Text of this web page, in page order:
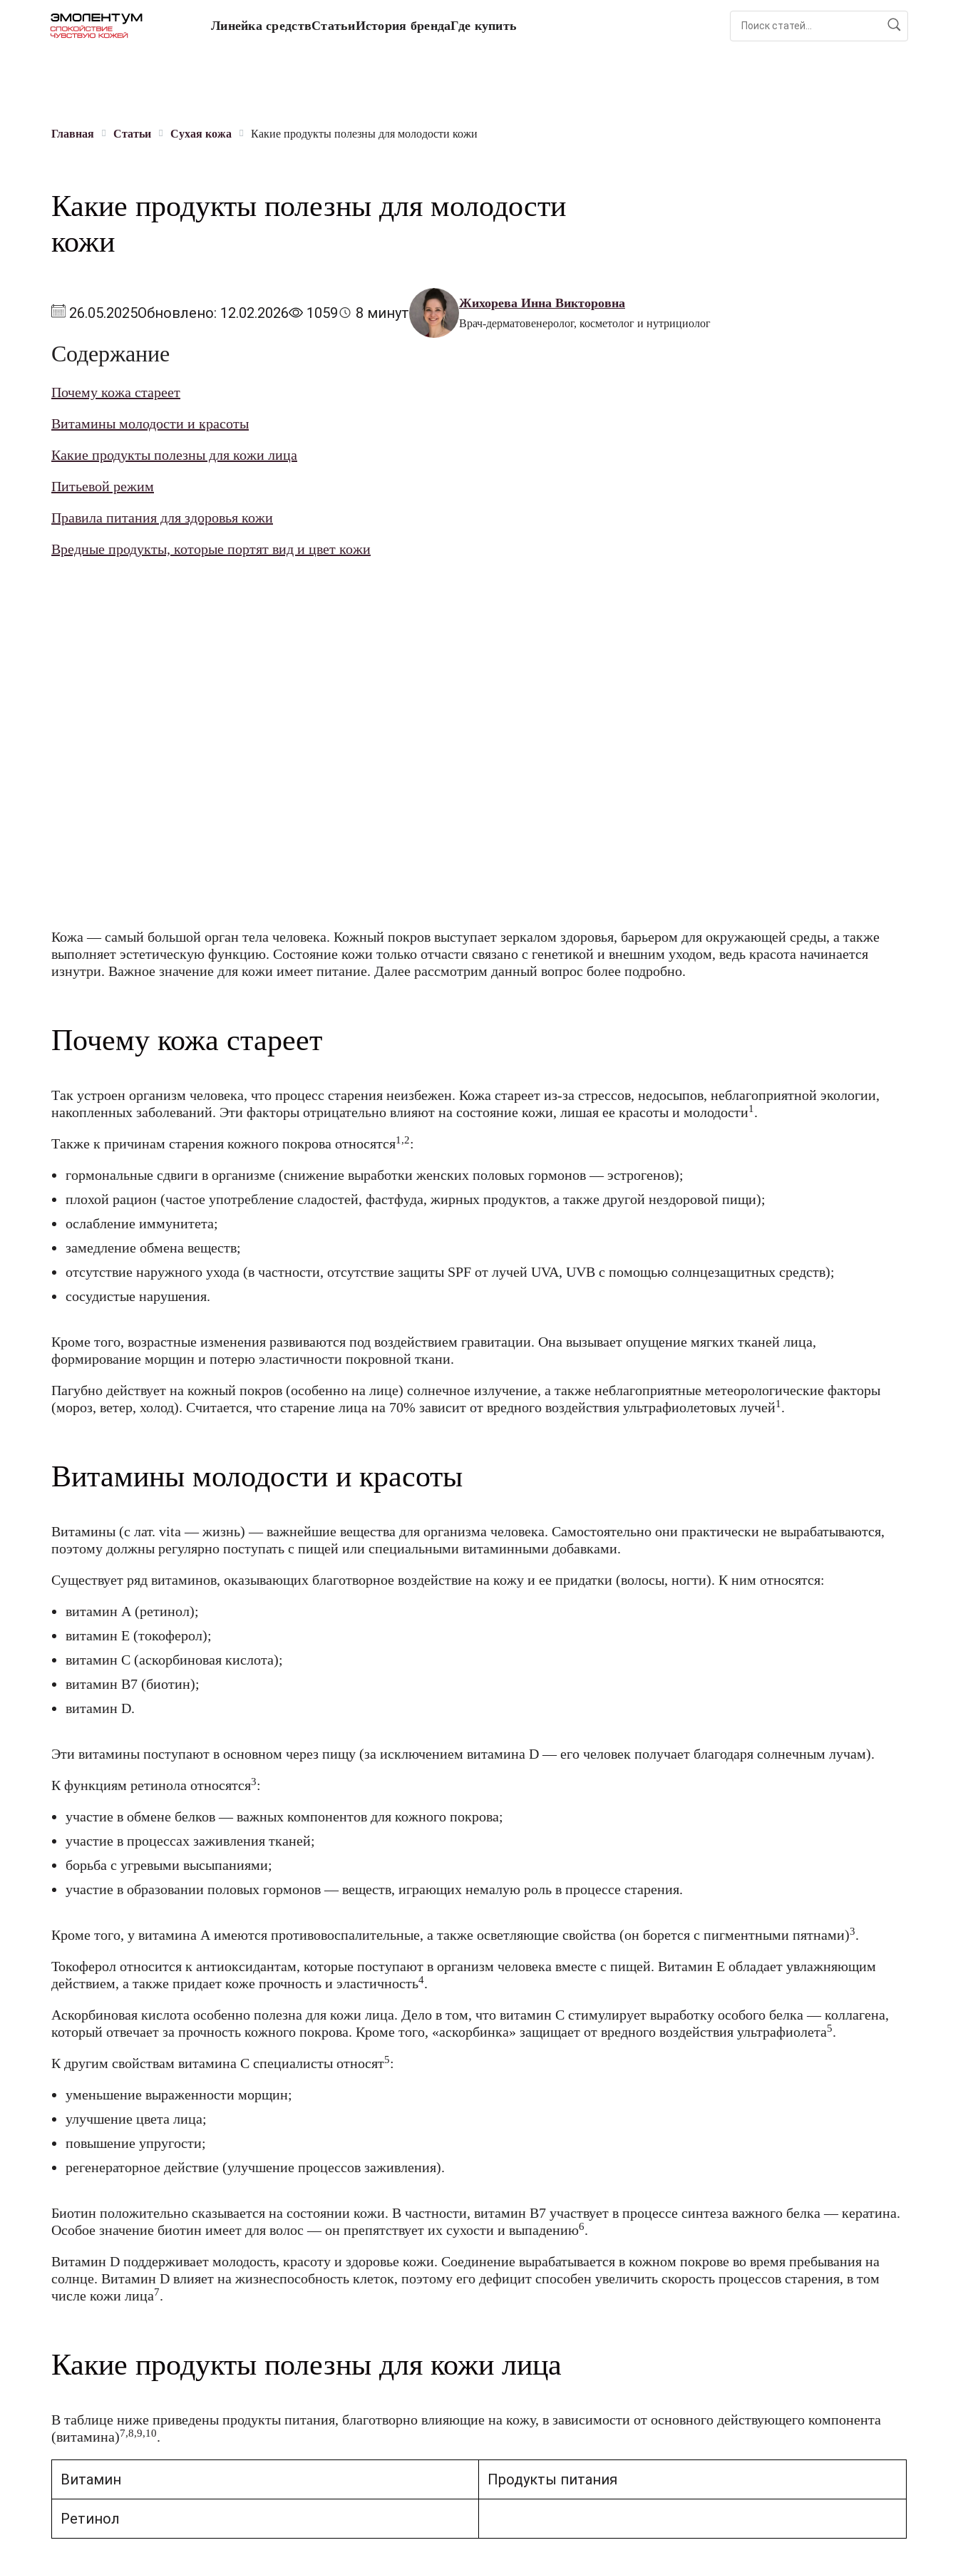
Линейка средствСтатьиИстория брендаГде купить
Главная Статьи Сухая кожа Какие продукты полезны для молодости кожи
Какие продукты полезны для молодости
кожи
26.05.2025Обновлено: 12.02.2026 1059 8 минут
Жихорева Инна Викторовна
Врач-дерматовенеролог, косметолог и нутрициолог
Содержание
Почему кожа стареет
Витамины молодости и красоты
Какие продукты полезны для кожи лица
Питьевой режим
Правила питания для здоровья кожи
Вредные продукты, которые портят вид и цвет кожи
Кожа — самый большой орган тела человека. Кожный покров выступает зеркалом здоровья, барьером для окружающей среды, а также
выполняет эстетическую функцию. Состояние кожи только отчасти связано с генетикой и внешним уходом, ведь красота начинается
изнутри. Важное значение для кожи имеет питание. Далее рассмотрим данный вопрос более подробно.
Почему кожа стареет
Так устроен организм человека, что процесс старения неизбежен. Кожа стареет из-за стрессов, недосыпов, неблагоприятной экологии,
накопленных заболеваний. Эти факторы отрицательно влияют на состояние кожи, лишая ее красоты и молодости1 .
Также к причинам старения кожного покрова относятся1,2:
гормональные сдвиги в организме (снижение выработки женских половых гормонов — эстрогенов);
плохой рацион (частое употребление сладостей, фастфуда, жирных продуктов, а также другой нездоровой пищи);
ослабление иммунитета;
замедление обмена веществ;
отсутствие наружного ухода (в частности, отсутствие защиты SPF от лучей UVA, UVB с помощью солнцезащитных средств);
сосудистые нарушения.
Кроме того, возрастные изменения развиваются под воздействием гравитации. Она вызывает опущение мягких тканей лица,
формирование морщин и потерю эластичности покровной ткани.
Пагубно действует на кожный покров (особенно на лице) солнечное излучение, а также неблагоприятные метеорологические факторы
(мороз, ветер, холод). Считается, что старение лица на 70% зависит от вредного воздействия ультрафиолетовых лучей1 .
Витамины молодости и красоты
Витамины (с лат. vita — жизнь) — важнейшие вещества для организма человека. Самостоятельно они практически не вырабатываются,
поэтому должны регулярно поступать с пищей или специальными витаминными добавками.
Существует ряд витаминов, оказывающих благотворное воздействие на кожу и ее придатки (волосы, ногти). К ним относятся:
витамин А (ретинол);
витамин Е (токоферол);
витамин С (аскорбиновая кислота);
витамин В7 (биотин);
витамин D.
Эти витамины поступают в основном через пищу (за исключением витамина D — его человек получает благодаря солнечным лучам).
К функциям ретинола относятся3:
участие в обмене белков — важных компонентов для кожного покрова;
участие в процессах заживления тканей;
борьба с угревыми высыпаниями;
участие в образовании половых гормонов — веществ, играющих немалую роль в процессе старения.
Кроме того, у витамина А имеются противовоспалительные, а также осветляющие свойства (он борется с пигментными пятнами)3.
Токоферол относится к антиоксидантам, которые поступают в организм человека вместе с пищей. Витамин Е обладает увлажняющим
действием, а также придает коже прочность и эластичность4.
Аскорбиновая кислота особенно полезна для кожи лица. Дело в том, что витамин С стимулирует выработку особого белка — коллагена,
который отвечает за прочность кожного покрова. Кроме того, «аскорбинка» защищает от вредного воздействия ультрафиолета5.
К другим свойствам витамина С специалисты относят5:
уменьшение выраженности морщин;
улучшение цвета лица;
повышение упругости;
регенераторное действие (улучшение процессов заживления).
Биотин положительно сказывается на состоянии кожи. В частности, витамин В7 участвует в процессе синтеза важного белка — кератина.
Особое значение биотин имеет для волос — он препятствует их сухости и выпадению6.
Витамин D поддерживает молодость, красоту и здоровье кожи. Соединение вырабатывается в кожном покрове во время пребывания на
солнце. Витамин D влияет на жизнеспособность клеток, поэтому его дефицит способен увеличить скорость процессов старения, в том
числе кожи лица7.
Какие продукты полезны для кожи лица
В таблице ниже приведены продукты питания, благотворно влияющие на кожу, в зависимости от основного действующего компонента
(витамина)7,8,9,10.
Витамин Продукты питания
Ретинол